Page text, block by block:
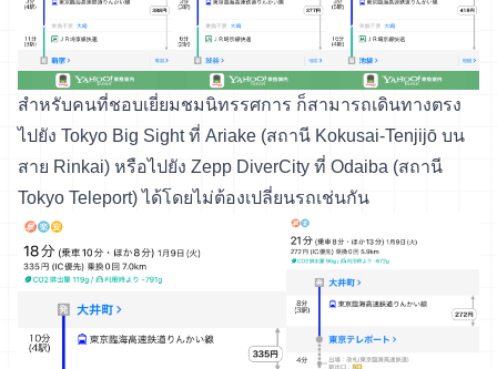
สำหรับคนที่ชอบเยี่ยมชมนิทรรศการ ก็สามารถเดินทางตรง
ไปยัง Tokyo Big Sight ที่ Ariake (สถานี Kokusai-Tenjijō บน
สาย Rinkai) หรือไปยัง Zepp DiverCity ที่ Odaiba (สถานี
Tokyo Teleport) ได้โดยไม่ต้องเปลี่ยนรถเช่นกัน